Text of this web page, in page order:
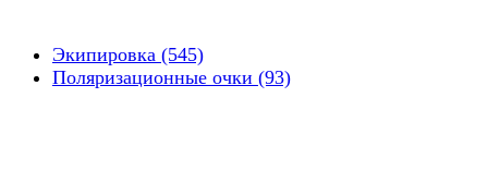
Экипировка (545)
Поляризационные очки (93)